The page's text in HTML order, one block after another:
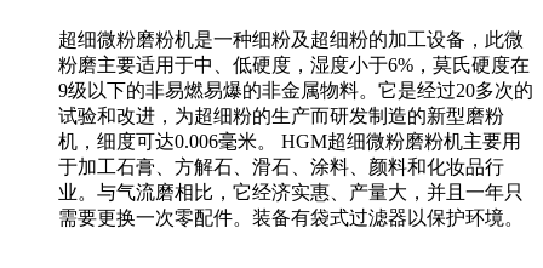
超细微粉磨粉机是一种细粉及超细粉的加工设备，此微
粉磨主要适用于中、低硬度，湿度小于6%，莫氏硬度在
9级以下的非易燃易爆的非金属物料。它是经过20多次的
试验和改进，为超细粉的生产而研发制造的新型磨粉
机，细度可达0.006毫米。 HGM超细微粉磨粉机主要用
于加工石膏、方解石、滑石、涂料、颜料和化妆品行
业。与气流磨相比，它经济实惠、产量大，并且一年只
需要更换一次零配件。装备有袋式过滤器以保护环境。